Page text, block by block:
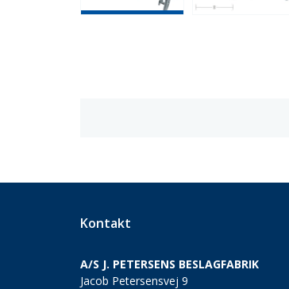
Kontakt
A/S J. PETERSENS BESLAGFABRIK
Jacob Petersensvej 9